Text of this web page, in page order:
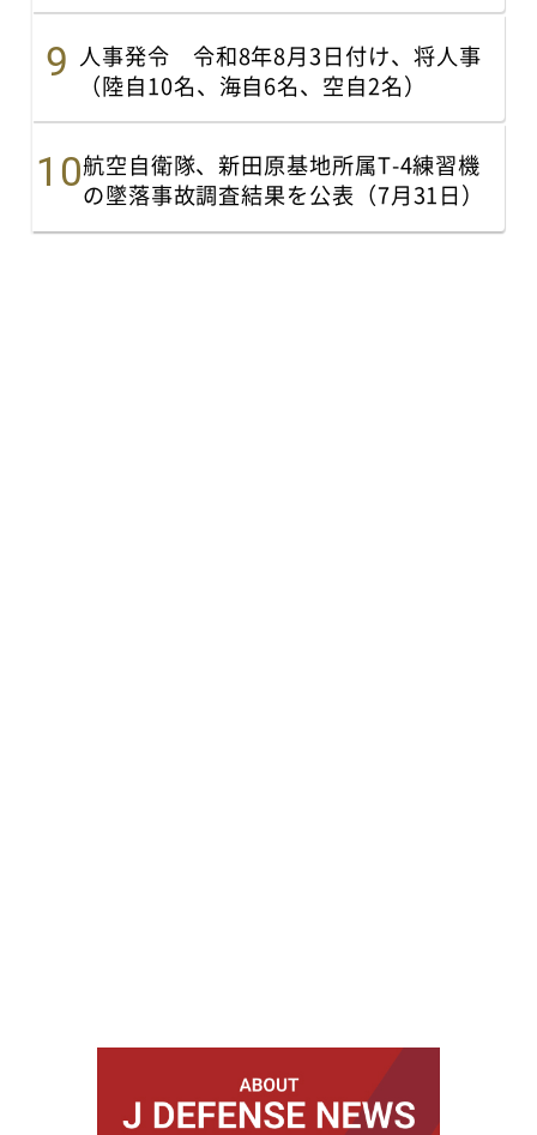
人事発令 令和8年8月3日付け、将人事
（陸自10名、海自6名、空自2名）
航空自衛隊、新田原基地所属T-4練習機
の墜落事故調査結果を公表（7月31日）